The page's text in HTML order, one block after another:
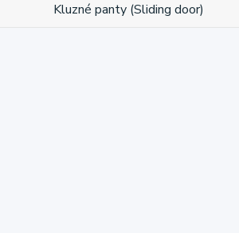
Kluzné panty (Sliding door)